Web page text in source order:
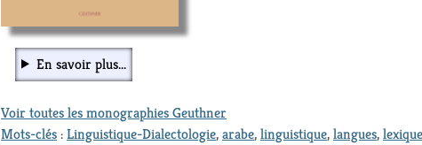
En savoir plus...
Voir toutes les monographies Geuthner
Mots-clés:Linguistique-Dialectologie,arabe,linguistique,langues,lexique